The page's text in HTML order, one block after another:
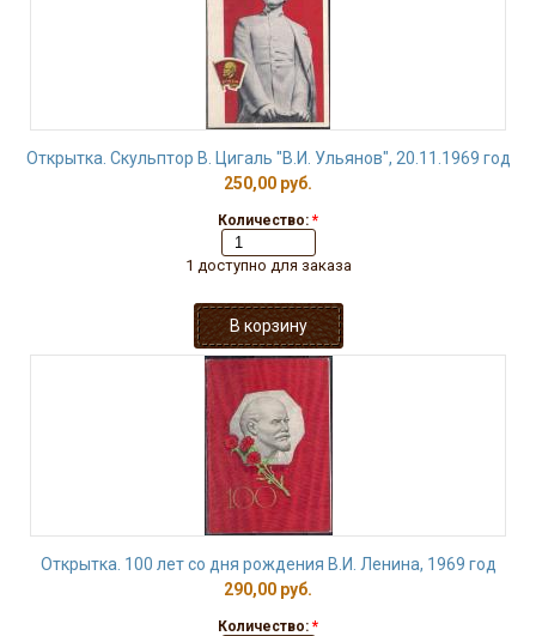
Открытка. Скульптор В. Цигаль "В.И. Ульянов", 20.11.1969 год
250,00 руб.
Количество: *
1 доступно для заказа
Открытка. 100 лет со дня рождения В.И. Ленина, 1969 год
290,00 руб.
Количество: *